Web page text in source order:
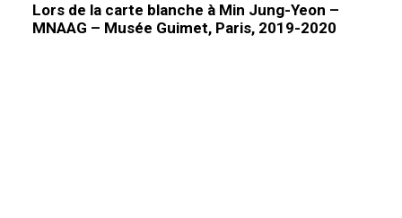
Lors de la carte blanche à Min Jung-Yeon –
MNAAG – Musée Guimet, Paris, 2019-2020